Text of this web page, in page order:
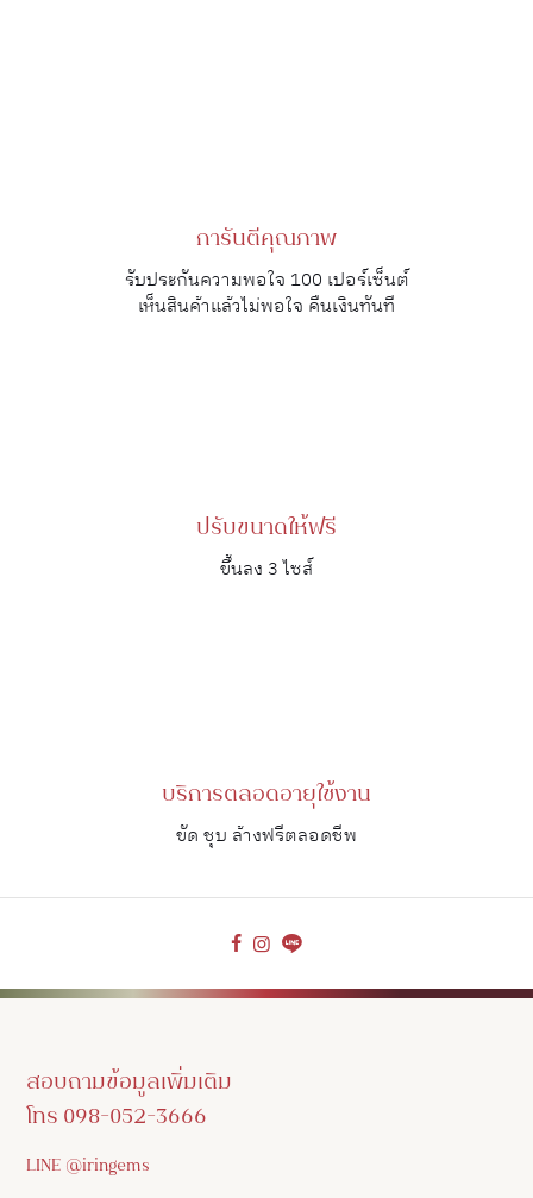
การันตีคุณภาพ
รับประกันความพอใจ 100 เปอร์เซ็นต์
เห็นสินค้าแล้วไม่พอใจ คืนเงินทันที
ปรับขนาดให้ฟรี
ขึ้นลง 3 ไซส์
บริการตลอดอายุใช้งาน
ขัด ชุบ ล้างฟรีตลอดชีพ
สอบถามข้อมูลเพิ่มเติม
โทร 098-052-3666
LINE @iringems